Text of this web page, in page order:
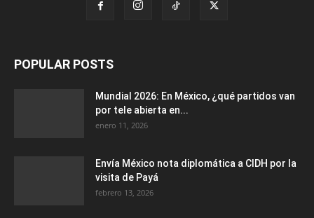
POPULAR POSTS
Mundial 2026: En México, ¿qué partidos van
por tele abierta en...
enero 11, 2026
Envía México nota diplomática a CIDH por la
visita de Payá
febrero 13, 2026